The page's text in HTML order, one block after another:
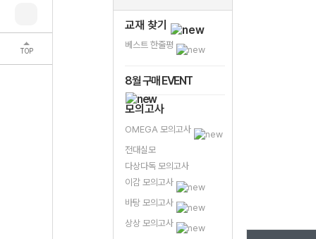
TOP
교재 찾기
베스트 한줄평
8월 구매 EVENT
모의고사
OMEGA 모의고사
전대실모
다상다독 모의고사
이감 모의고사
바탕 모의고사
상상 모의고사